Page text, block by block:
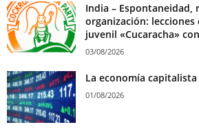
India – Espontaneidad,
organización:
juvenil «Cucaracha»
03/08/2026
La economía
01/08/2026